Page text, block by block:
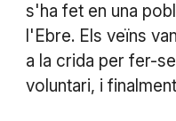
s'ha fet en una
l'Ebre. Els veïns
a la crida per fer-
voluntari, i